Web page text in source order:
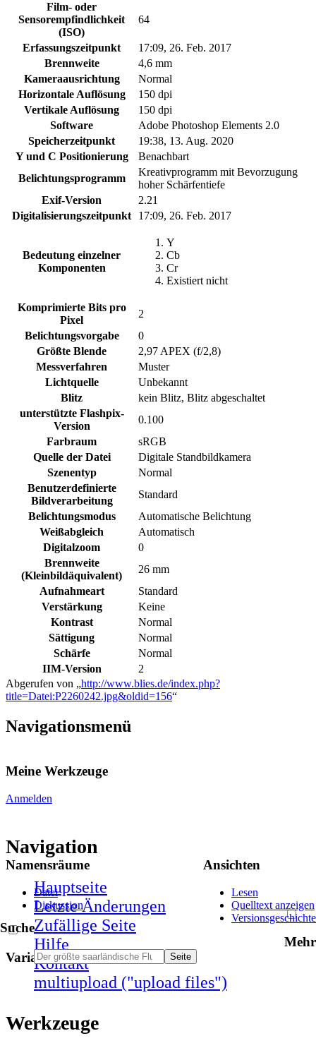
Film- oder
Sensorempfindlichkeit
(ISO)
64
Erfassungszeitpunkt
17:09, 26. Feb. 2017
Brennweite
4,6 mm
Kameraausrichtung
Normal
Horizontale Auflösung
150 dpi
Vertikale Auflösung
150 dpi
Software
Adobe Photoshop Elements 2.0
Speicherzeitpunkt
19:38, 13. Aug. 2020
Y und C Positionierung
Benachbart
Belichtungsprogramm
Kreativprogramm mit Bevorzugung
hoher Schärfentiefe
Exif-Version
2.21
Digitalisierungszeitpunkt
17:09, 26. Feb. 2017
Bedeutung einzelner
Komponenten
Y
Cb
Cr
Existiert nicht
Komprimierte Bits pro
Pixel
2
Belichtungsvorgabe
0
Größte Blende
2,97 APEX (f/2,8)
Messverfahren
Muster
Lichtquelle
Unbekannt
Blitz
kein Blitz, Blitz abgeschaltet
unterstützte Flashpix-
Version
0.100
Farbraum
sRGB
Quelle der Datei
Digitale Standbildkamera
Szenentyp
Normal
Benutzerdefinierte
Bildverarbeitung
Standard
Belichtungsmodus
Automatische Belichtung
Weißabgleich
Automatisch
Digitalzoom
0
Brennweite
(Kleinbildäquivalent)
26 mm
Aufnahmeart
Standard
Verstärkung
Keine
Kontrast
Normal
Sättigung
Normal
Schärfe
Normal
IIM-Version
2
Abgerufen von „http://www.blies.de/index.php?
title=Datei:P2260242.jpg&oldid=156“
Navigationsmenü
Meine Werkzeuge
Anmelden
Namensräume
Datei
Diskussion
Varianten
Ansichten
Lesen
Quelltext anzeigen
Versionsgeschichte
Mehr
Suche
Navigation
Hauptseite
Letzte Änderungen
Zufällige Seite
Hilfe
Kontakt
multiupload ("upload files")
Werkzeuge